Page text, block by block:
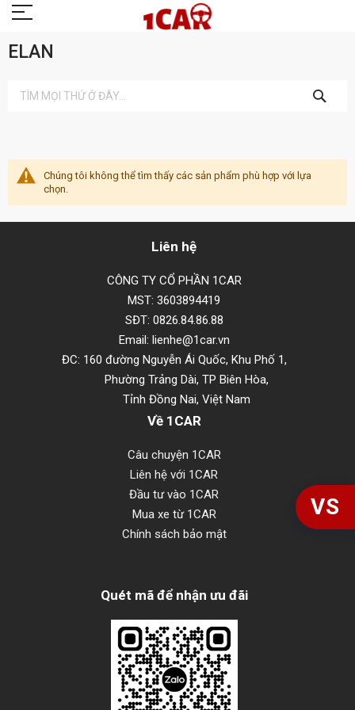
ELAN
KIẾM
Chúng tôi không thể tìm thấy các sản phẩm phù hợp với lựa
chọn.
Liên hệ
CÔNG TY CỔ PHẦN 1CAR
MST: 3603894419
SĐT: 0826.84.86.88
Email: lienhe@1car.vn
ĐC: 160 đường Nguyễn Ái Quốc, Khu Phố 1,
Phường Trảng Dài, TP Biên Hòa,
Tỉnh Đồng Nai, Việt Nam
Về 1CAR
Câu chuyện 1CAR
Liên hệ với 1CAR
Đầu tư vào 1CAR
Mua xe từ 1CAR
Chính sách bảo mật
Quét mã để nhận ưu đãi
VS